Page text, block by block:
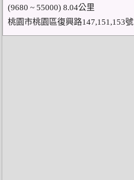
(9680 ~ 55000) 8.04公里
桃園市桃園區復興路147,151,153號